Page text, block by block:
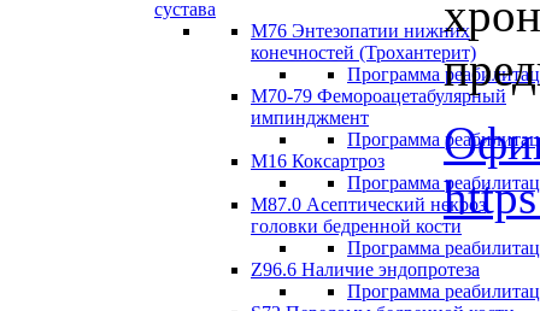
сустава
М76 Энтезопатии нижних
конечностей (Трохантерит)
Программа
М70-79 Фемороацетабулярный
импинджмент
Программа
M16 Коксартроз
Программа
М87.0 Асептический некроз
головки бедренной кости
Программа
Z96.6 Наличие эндопротеза
Программа